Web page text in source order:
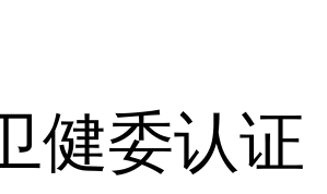
健委认证